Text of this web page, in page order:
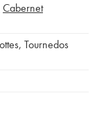
Cabernet
, Tournedos